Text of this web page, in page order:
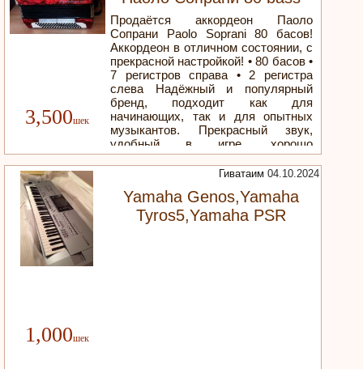
Продаётся аккордеон Паоло
Сопрани Paolo Soprani 80 баcов!
Аккордеон в отличном состоянии, с
прекрасной настройкой! • 80 басов •
7 регистров справа • 2 регистра
слева Надёжный и популярный
бренд, подходит как для
начинающих, так и для опытных
музыкантов. Прекрасный звук,
удобный в игре, хорошо
сохранился. Местоположение:
Ашкелон или Бат-Ям, по
Цена: 3500 шек (Цена обсуждаема
для серьезных покупателей). Для
подробностей звоните: 055-3064419
3,500
Yamaha Genos,Yamaha
Tyros5,Yamaha PSR
1,000
Гиватаим 04.10.2024